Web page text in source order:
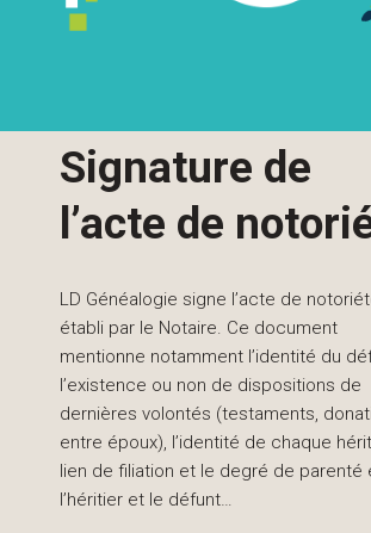
Signature de
l’acte de
LD Généalogie signe l’acte de
établi par le Notaire. Ce document
mentionne notamment l’identité du
l’existence ou non de dispositions de
dernières volontés (testaments,
entre époux), l’identité de chaque
lien de filiation et le degré de parenté
l’héritier et le défunt…